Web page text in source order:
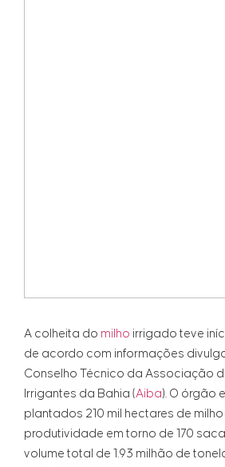
A colheita do milho irrigado teve
de acordo com informações
Conselho Técnico da Associação
Irrigantes da Bahia (Aiba). O órgão
plantados 210 mil hectares de
produtividade em torno de 170
volume total de 1.93 milhão de